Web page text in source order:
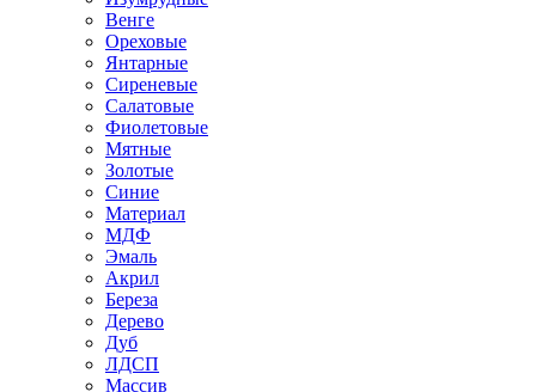
Венге
Ореховые
Янтарные
Сиреневые
Салатовые
Фиолетовые
Мятные
Золотые
Синие
Материал
МДФ
Эмаль
Акрил
Береза
Дерево
Дуб
ЛДСП
Массив